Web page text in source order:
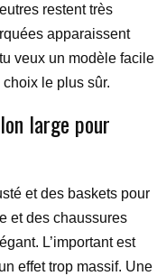
restent très
apparaissent
veux un modèle facile
le plus sûr.
large pour
et des baskets pour
et des chaussures
L’important est
effet trop massif. Une